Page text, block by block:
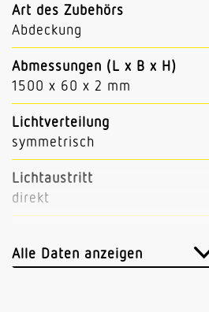
Art des Zubehörs
Abdeckung
Abmessungen (L x B x H)
1500 x 60 x 2 mm
Lichtverteilung
symmetrisch
Lichtaustritt
direkt
Acrylglas mikroprismatisch
Alle Daten anzeigen